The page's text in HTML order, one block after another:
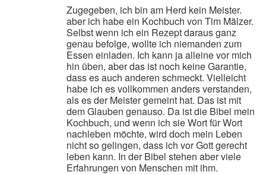
Zugegeben, ich bin am Herd kein Meister.
aber ich habe ein Kochbuch von Tim Mälzer.
Selbst wenn ich ein Rezept daraus ganz
genau befolge, wollte ich niemanden zum
Essen einladen. Ich kann ja alleine vor mich
hin üben, aber das ist noch keine Garantie,
dass es auch anderen schmeckt. Vielleicht
habe ich es vollkommen anders verstanden,
als es der Meister gemeint hat. Das ist mit
dem Glauben genauso. Da ist die Bibel mein
Kochbuch, und wenn ich sie Wort für Wort
nachleben möchte, wird doch mein Leben
nicht so gelingen, dass ich vor Gott gerecht
leben kann. In der Bibel stehen aber viele
Erfahrungen von Menschen mit ihm.